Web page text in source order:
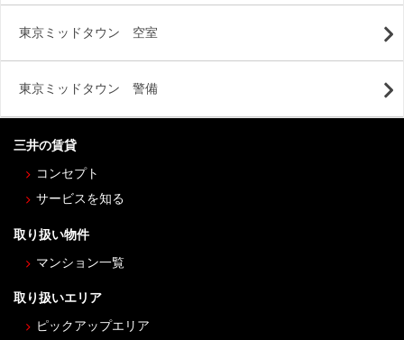
東京ミッドタウン 空室
東京ミッドタウン 警備
三井の賃貸
コンセプト
サービスを知る
取り扱い物件
マンション一覧
取り扱いエリア
ピックアップエリア